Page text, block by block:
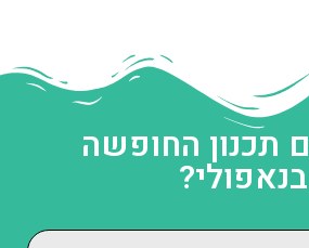
תכנון החופשה
בנאפולי?